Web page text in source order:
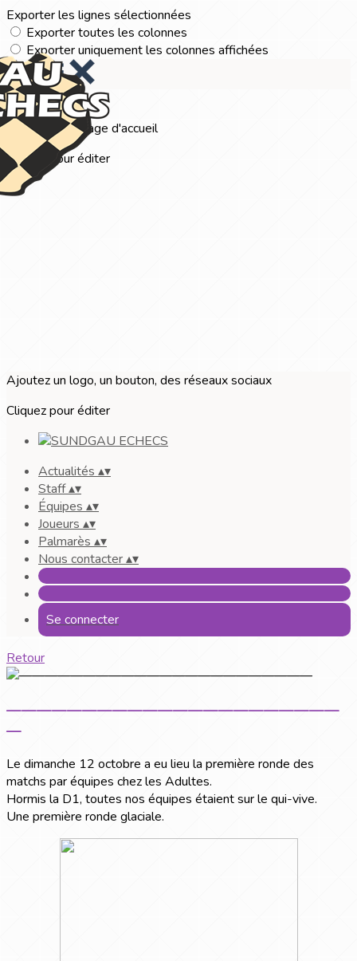
Exporter les lignes sélectionnées
Exporter toutes les colonnes
Exporter uniquement les colonnes affichées
Menu
?>
Images de la page d'accueil
Cliquez pour éditer
Ajoutez un logo, un bouton, des réseaux sociaux
Cliquez pour éditer
Actualités ▴▾
Staff▴▾
Équipes ▴▾
Joueurs ▴▾
Palmarès ▴▾
Nous contacter▴▾
Se connecter
Retour
——————————————————————
—
Le dimanche 12 octobre a eu lieu la première ronde des
matchs par équipes chez les Adultes.
Hormis la D1, toutes nos équipes étaient sur le qui-vive.
Une première ronde glaciale.